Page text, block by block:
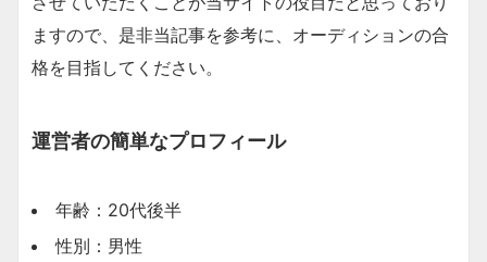
ますので、是非当記事を参考に、オーディションの合
格を目指してください。
運営者の簡単なプロフィール
年齢：20代後半
性別：男性